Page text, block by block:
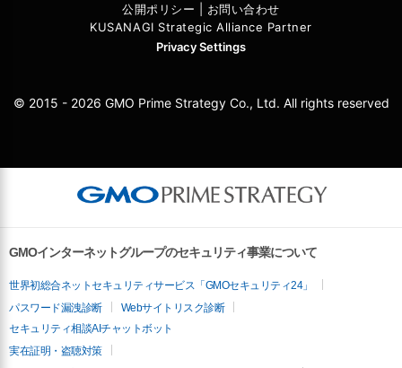
公開ポリシー
お問い合わせ
KUSANAGI Strategic Alliance Partner
Privacy Settings
© 2015 - 2026 GMO Prime Strategy Co., Ltd. All rights reserved
GMOインターネットグループのセキュリティ事業について
世界初総合ネットセキュリティサービス「GMOセキュリティ24」
パスワード漏洩診断
Webサイトリスク診断
セキュリティ相談AIチャットボット
実在証明・盗聴対策